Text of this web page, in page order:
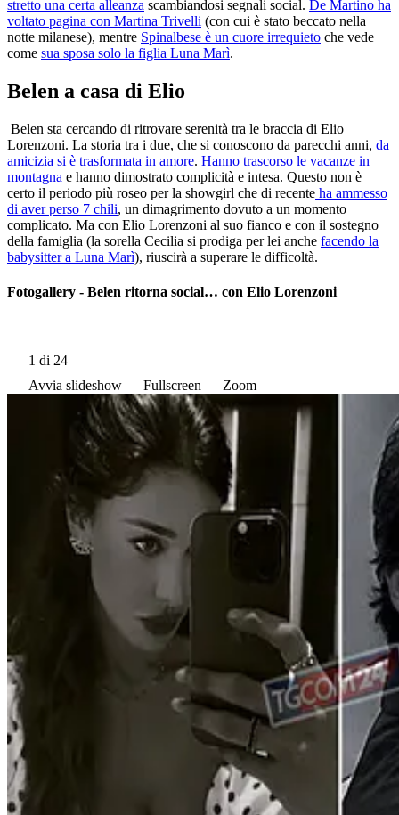
stretto una certa alleanza scambiandosi segnali social. De Martino ha
voltato pagina con Martina Trivelli (con cui è stato beccato nella
notte milanese), mentre Spinalbese è un cuore irrequieto che vede
come sua sposa solo la figlia Luna Marì.
Belen a casa di Elio
Belen sta cercando di ritrovare serenità tra le braccia di Elio
Lorenzoni. La storia tra i due, che si conoscono da parecchi anni, da
amicizia si è trasformata in amore. Hanno trascorso le vacanze in
montagna e hanno dimostrato complicità e intesa. Questo non è
certo il periodo più roseo per la showgirl che di recente ha ammesso
di aver perso 7 chili, un dimagrimento dovuto a un momento
complicato. Ma con Elio Lorenzoni al suo fianco e con il sostegno
della famiglia (la sorella Cecilia si prodiga per lei anche facendo la
babysitter a Luna Marì), riuscirà a superare le difficoltà.
Fotogallery - Belen ritorna social… con Elio Lorenzoni
1 di 24
Avvia slideshow
Fullscreen Zoom